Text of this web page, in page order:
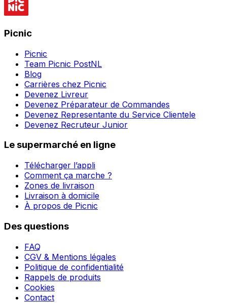
Picnic
Picnic
Team Picnic PostNL
Blog
Carrières chez Picnic
Devenez Livreur
Devenez Préparateur de Commandes
Devenez Representante du Service Clientele
Devenez Recruteur Junior
Le supermarché en ligne
Télécharger l’appli
Comment ça marche ?
Zones de livraison
Livraison à domicile
À propos de Picnic
Des questions
FAQ
CGV & Mentions légales
Politique de confidentialité
Rappels de produits
Cookies
Contact